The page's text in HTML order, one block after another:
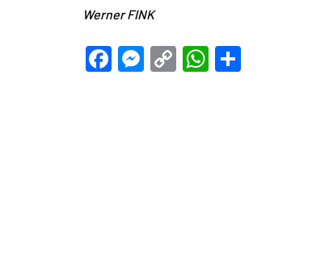
Werner FINK
Facebook
Messenger
CopyWhatsApp